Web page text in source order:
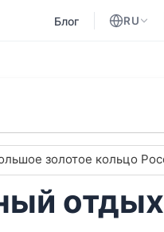
Блог RU
золотое кольцо